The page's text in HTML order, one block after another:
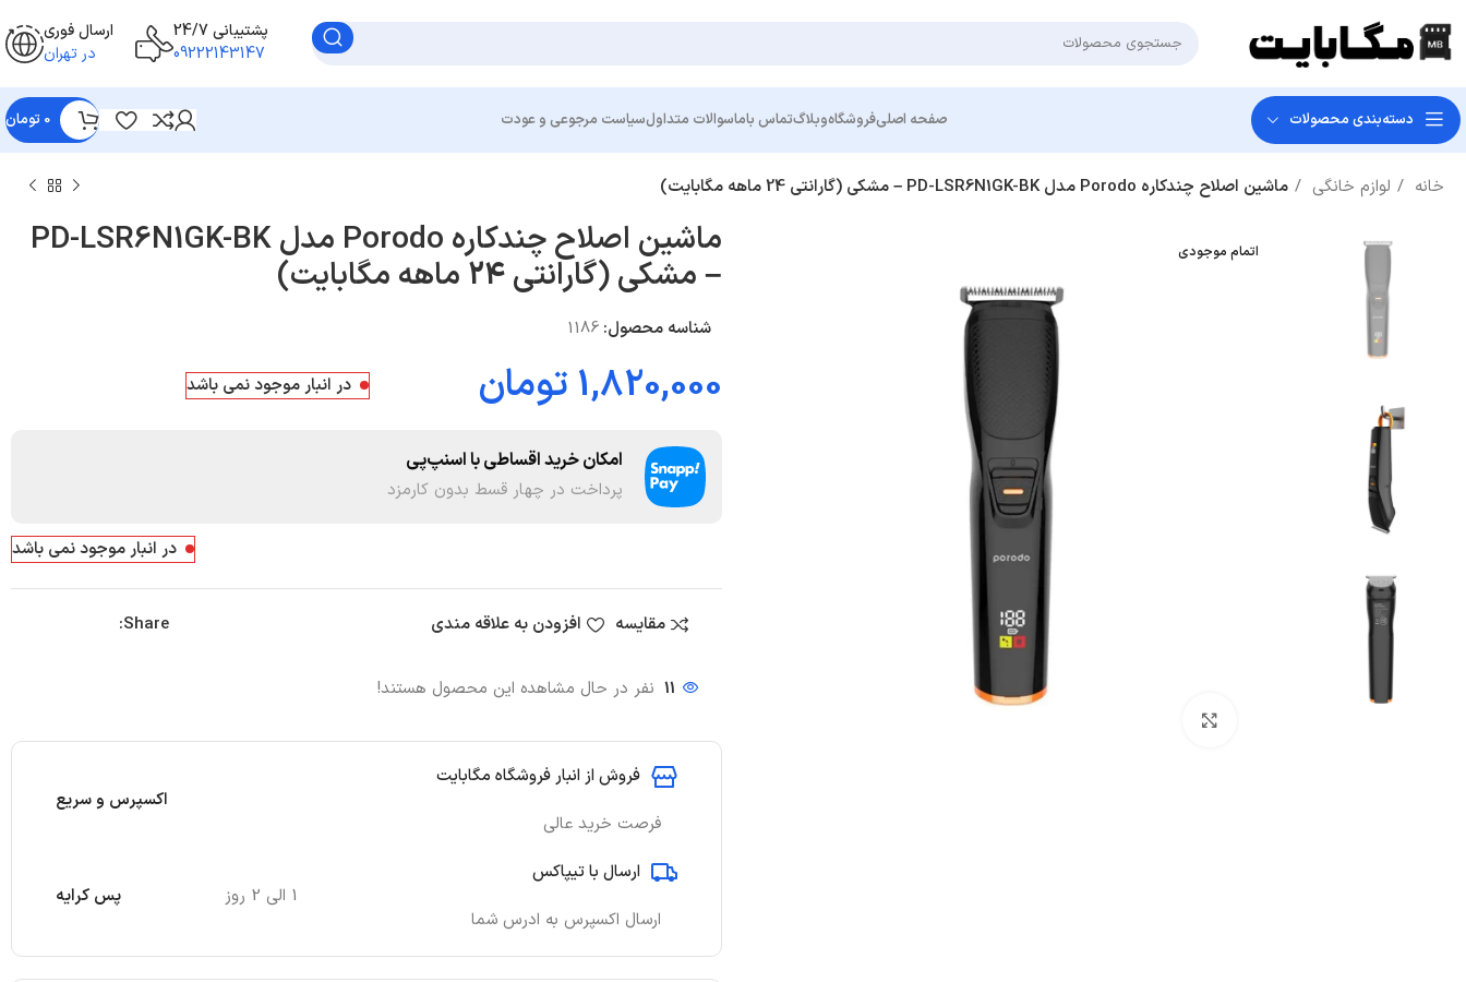
پشتیبانی 24/7
09222143147
ارسال فوری
در تهران
دسته‌بندی‌ محصولات صفحه اصلیفروشگاهوبلاگتماس باماسوالات متداولسیاست مرجوعی و عودت 0 تومان
خانه لوازم خانگی ماشین اصلاح چندکاره Porodo مدل PD-LSR6N1GK-BK – مشکی (گارانتی 24 ماهه مگابایت)
اتمام موجودی ماشین اصلاح چندکاره Porodo مدل PD-LSR6N1GK-BK
– مشکی (گارانتی 24 ماهه مگابایت)
شناسه محصول: 1186
1,820,000 تومان در انبار موجود نمی باشد
امکان خرید اقساطی با اسنپ‌پی
پرداخت در چهار قسط بدون کارمزد
در انبار موجود نمی باشد
مقایسه افزودن به علاقه مندی Share:
11 نفر در حال مشاهده این محصول هستند!
فروش از انبار فروشگاه مگابایت
فرصت خرید عالی
اکسپرس و سریع
ارسال با تیپاکس
ارسال اکسپرس به ادرس شما
1 الی 2 روز پس کرایه